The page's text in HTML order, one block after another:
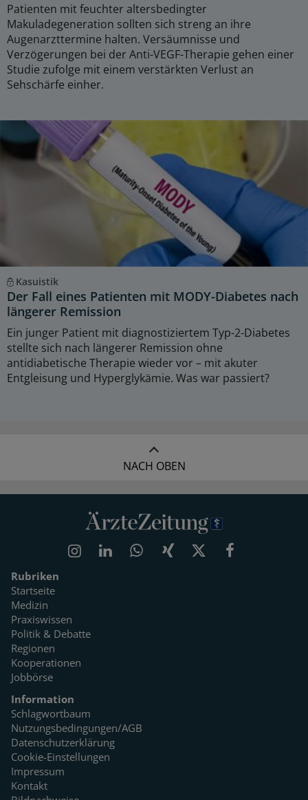
Patienten mit feuchter altersbedingter
Makuladegeneration sollten sich streng an ihre
Augenarzttermine halten. Versäumnisse und
Verzögerungen bei der Anti-VEGF-Therapie gehen einer
Studie zufolge mit einem verstärkten Verlust an
Sehschärfe einher.
Kasuistik
Der Fall eines Patienten mit MODY-Diabetes nach
längerer Remission
Ein junger Patient mit diagnostiziertem Typ-2-Diabetes
stellte sich nach längerer Remission ohne
antidiabetische Therapie wieder vor – mit akuter
Entgleisung und Hyperglykämie. Was war passiert?
NACH OBEN
Rubriken
Startseite
Medizin
Praxiswissen
Politik & Debatte
Regionen
Kooperationen
Jobbörse
Information
Schlagwortbaum
Nutzungsbedingungen/AGB
Datenschutzerklärung
Cookie-Einstellungen
Impressum
Kontakt